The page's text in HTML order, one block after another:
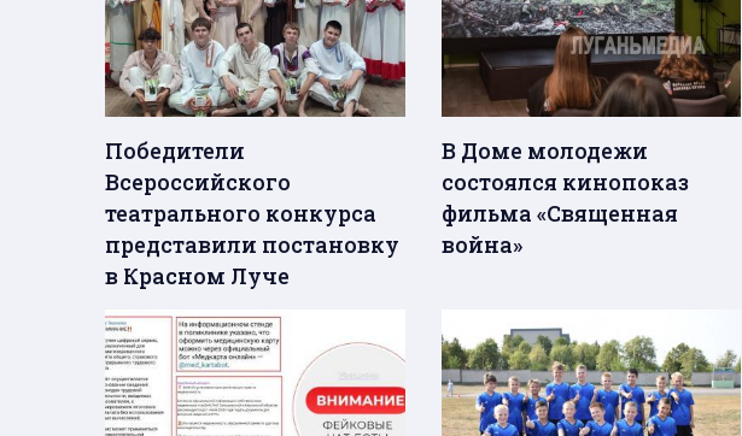
Победители
Всероссийского
театрального конкурса
представили постановку
в Красном Луче
В Доме молодежи
состоялся кинопоказ
фильма «Священная
война»